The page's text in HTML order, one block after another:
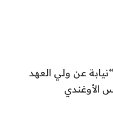
اشراق العالم 24 خبر “نيابة عن ولي العهد
الأوغندي